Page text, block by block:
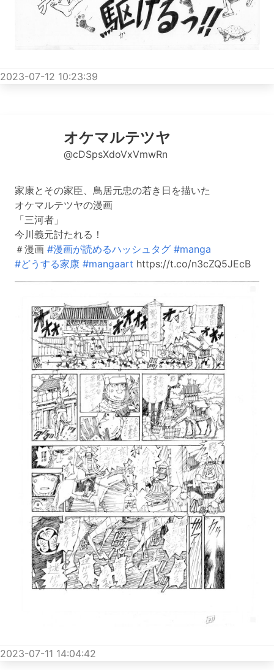
2023-07-12 10:23:39
オケマルテツヤ
@cDSpsXdoVxVmwRn
家康とその家臣、鳥居元忠の若き日を描いた
オケマルテツヤの漫画
「三河者」
今川義元討たれる！
＃漫画 #漫画が読めるハッシュタグ #manga
#どうする家康 #mangaart https://t.co/n3cZQ5JEcB
2023-07-11 14:04:42